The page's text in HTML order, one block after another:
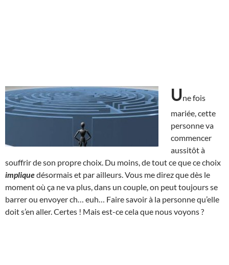
Une fois
mariée, cette
personne va
commencer
aussitôt à
souffrir de son propre choix. Du moins, de tout ce que ce choix
impliquedésormais et par ailleurs. Vous me direz que dès le
moment où ça ne va plus, dans un couple, on peut toujours se
barrer ou envoyer ch… euh… Faire savoir à la personne qu’elle
doit s’en aller. Certes ! Mais est-ce cela que nous voyons ?